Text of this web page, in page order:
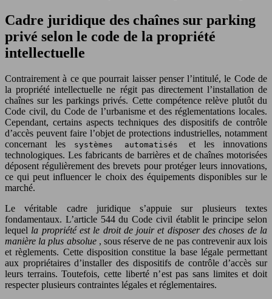
Cadre juridique des chaînes sur parking
privé selon le code de la propriété
intellectuelle
Contrairement à ce que pourrait laisser penser l’intitulé, le Code de
la propriété intellectuelle ne régit pas directement l’installation de
chaînes sur les parkings privés. Cette compétence relève plutôt du
Code civil, du Code de l’urbanisme et des réglementations locales.
Cependant, certains aspects techniques des dispositifs de contrôle
d’accès peuvent faire l’objet de protections industrielles, notamment
concernant les
systèmes automatisés et les innovations
technologiques. Les fabricants de barrières et de chaînes motorisées
déposent régulièrement des brevets pour protéger leurs innovations,
ce qui peut influencer le choix des équipements disponibles sur le
marché.
Le véritable cadre juridique s’appuie sur plusieurs textes
fondamentaux. L’article 544 du Code civil établit le principe selon
lequel la propriété est le droit de jouir et disposer des choses de la
manière la plus absolue , sous réserve de ne pas contrevenir aux lois
et règlements. Cette disposition constitue la base légale permettant
aux propriétaires d’installer des dispositifs de contrôle d’accès sur
leurs terrains. Toutefois, cette liberté n’est pas sans limites et doit
respecter plusieurs contraintes légales et réglementaires.